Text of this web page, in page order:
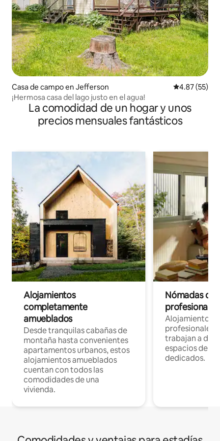
Casa de campo en Jefferson Calificación
4.87 (55)
¡Hermosa casa del lago justo en el agua!
La comodidad de un hogar y unos
precios mensuales fantásticos
Alojamientos
completamente
amueblados
Desde tranquilas cabañas de
montaña hasta convenientes
apartamentos urbanos, estos
alojamientos amueblados
cuentan con todos las
comodidades de una
vivienda.
Nómadas
Alojamientos
profesionales
trabajan a
espacios de
dedicados.